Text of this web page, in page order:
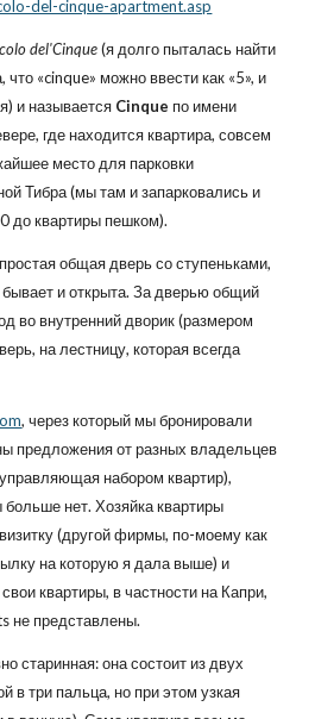
del-cinque-apartment.asp
del'Cinque(я долго пыталась найти
что «cinque» можно ввести как «5», и
и называется Cinque по имени
где находится квартира, совсем
место для парковки
Тибра (мы там и запарковались и
до квартиры пешком).
общая дверь со ступеньками,
и открыта. За дверью общий
во внутренний дворик (размером
на лестницу, которая всегда
, через который мы бронировали
предложения от разных владельцев
набором квартир),
больше нет. Хозяйка квартиры
(другой фирмы, по-моему как
на которую я дала выше) и
квартиры, в частности на Капри,
не представлены.
старинная: она состоит из двух
в три пальца, но при этом узкая